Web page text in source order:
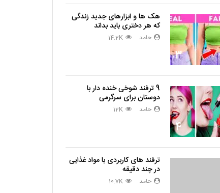
3
هک ها و ابزارهای جدید زندگی
که هر دختری باید بداند
حامد 14.2K
4
9 ترفند شوخی خنده دار با
دوستان برای سرگرمی
حامد 12K
ترفند های کاربردی با مواد غذایی
در چند دقیقه
حامد 10.7K